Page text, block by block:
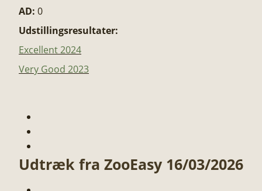
AD: 0
Udstillingsresultater:
Excellent 2024
Very Good 2023
Udtræk fra ZooEasy 16/03/2026